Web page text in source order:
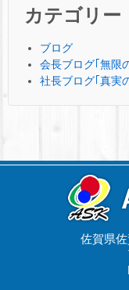
カテゴリー
ブログ
会長ブログ｢無限
社長ブログ｢真実
佐賀県